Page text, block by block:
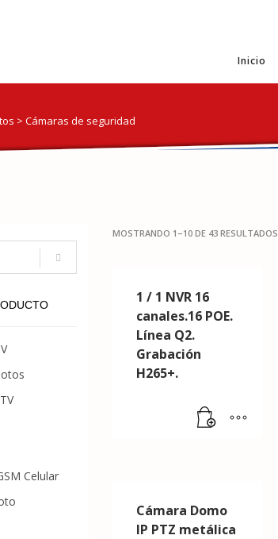
Inicio
> Cámaras de seguridad
MOSTRANDO 1–10 DE 43 RESULTADOS
1 / 1 NVR 16
canales.16 POE.
Línea Q2.
Grabación
H265+.
Cámara Domo
IP PTZ metálica
Celular